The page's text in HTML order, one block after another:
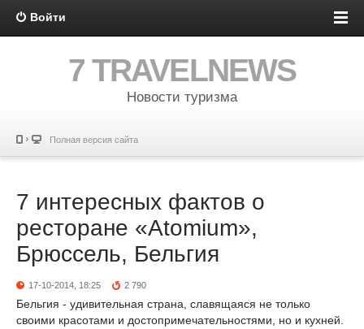
Войти
7 TRAVELNEWS
Новости туризма
Полная версия сайта
7 интересных фактов о
ресторане «Atomium»,
Брюссель, Бельгия
17-10-2014, 18:25 2 790
Бельгия - удивительная страна, славящаяся не только
своими красотами и достопримечательностями, но и кухней.